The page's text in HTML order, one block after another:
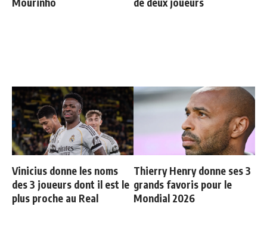
Vinicius donne les noms
des 3 joueurs dont il est le
plus proche au Real
Thierry Henry donne ses 3
grands favoris pour le
Mondial 2026